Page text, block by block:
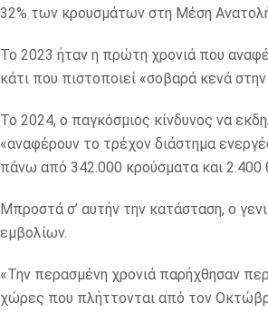
32% των κρουσμάτων στη Μέση
Το 2023 ήταν η πρώτη χρονιά που
κάτι που πιστοποιεί «σοβαρά κενά
Το 2024, ο παγκόσμιος κίνδυνος να
«αναφέρουν το τρέχον διάστημα
πάνω από 342.000 κρούσματα και 2.400
Μπροστά σ’ αυτήν την κατάσταση, ο
εμβολίων.
«Την περασμένη χρονιά παρήχθησαν
χώρες που πλήττονται από τον